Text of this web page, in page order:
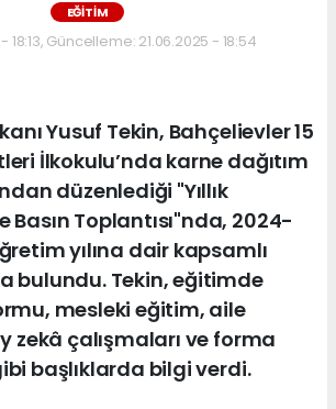
EĞITIM
18:13, Güncelleme: 21.06.2025 - 18:54
Yusuf Tekin, Bahçelievler 15
İlkokulu’nda karne dağıtım
düzenlediği "Yıllık
Basın Toplantısı"nda, 2024-
yılına dair kapsamlı
bulundu. Tekin, eğitimde
mesleki eğitim, aile
zekâ çalışmaları ve forma
başlıklarda bilgi verdi.